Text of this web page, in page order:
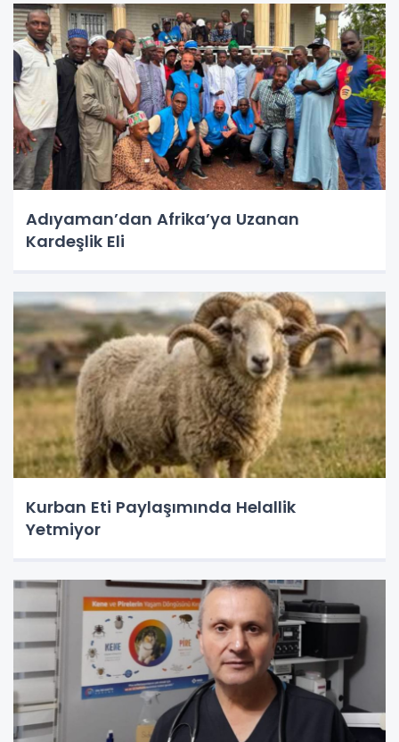
Adıyaman’dan Afrika’ya Uzanan
Kardeşlik Eli
Kurban Eti Paylaşımında Helallik
Yetmiyor